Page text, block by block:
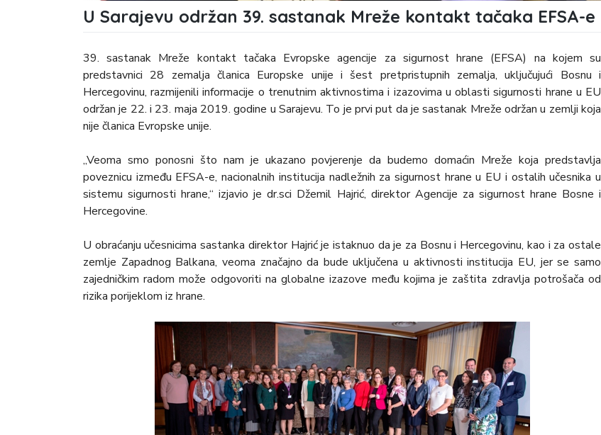
U Sarajevu održan 39. sastanak Mreže kontakt tačaka EFSA-e
39. sastanak Mreže kontakt tačaka Evropske agencije za sigurnost hrane (EFSA) na kojem su
predstavnici 28 zemalja članica Europske unije i šest pretpristupnih zemalja, uključujući Bosnu i
Hercegovinu, razmijenili informacije o trenutnim aktivnostima i izazovima u oblasti sigurnosti hrane u EU
održan je 22. i 23. maja 2019. godine u Sarajevu. To je prvi put da je sastanak Mreže održan u zemlji koja
nije članica Evropske unije.
„Veoma smo ponosni što nam je ukazano povjerenje da budemo domaćin Mreže koja predstavlja
poveznicu između EFSA-e, nacionalnih institucija nadležnih za sigurnost hrane u EU i ostalih učesnika u
sistemu sigurnosti hrane,“ izjavio je dr.sci Džemil Hajrić, direktor Agencije za sigurnost hrane Bosne i
Hercegovine.
U obraćanju učesnicima sastanka direktor Hajrić je istaknuo da je za Bosnu i Hercegovinu, kao i za ostale
zemlje Zapadnog Balkana, veoma značajno da bude uključena u aktivnosti institucija EU, jer se samo
zajedničkim radom može odgovoriti na globalne izazove među kojima je zaštita zdravlja potrošača od
rizika porijeklom iz hrane.